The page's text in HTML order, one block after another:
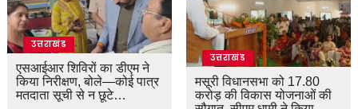
उत्तराखंड
एसआईआर शिविरों का डीएम ने
किया निरीक्षण, बोले—कोई पात्र
मतदाता सूची से न छूटे…
उत्तराखंड
मसूरी विधानसभा को 17.80
करोड़ की विकास योजनाओं की